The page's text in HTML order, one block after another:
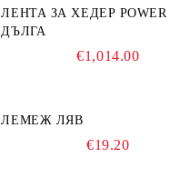
ЛЕНТА ЗА ХЕДЕР POWER
ДЪЛГА
€1,014.00
ЛЕМЕЖ ЛЯВ
€19.20